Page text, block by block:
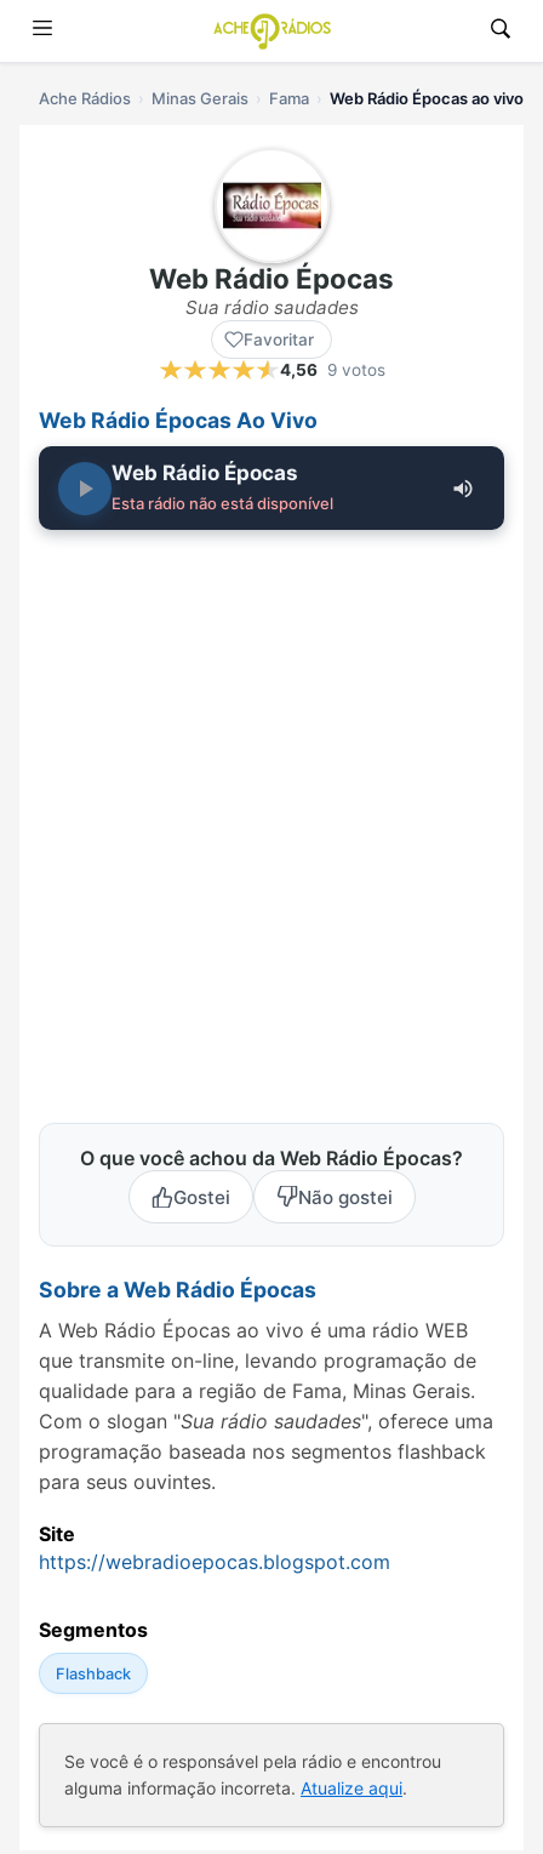
Ache Rádios Minas Gerais Fama Web Rádio Épocas ao vivo
Web Rádio Épocas
Sua rádio saudades
Favoritar
4,56 9 votos
Web Rádio Épocas Ao Vivo
Web Rádio Épocas
Esta rádio não está disponível
O que você achou da Web Rádio Épocas?
Gostei Não gostei
Sobre a Web Rádio Épocas
A Web Rádio Épocas ao vivo é uma rádio WEB
que transmite on-line, levando programação de
qualidade para a região de Fama, Minas Gerais.
Com o slogan "Sua rádio saudades", oferece uma
programação baseada nos segmentos flashback
para seus ouvintes.
Site
https://webradioepocas.blogspot.com
Segmentos
Flashback
Se você é o responsável pela rádio e encontrou
alguma informação incorreta. Atualize aqui.